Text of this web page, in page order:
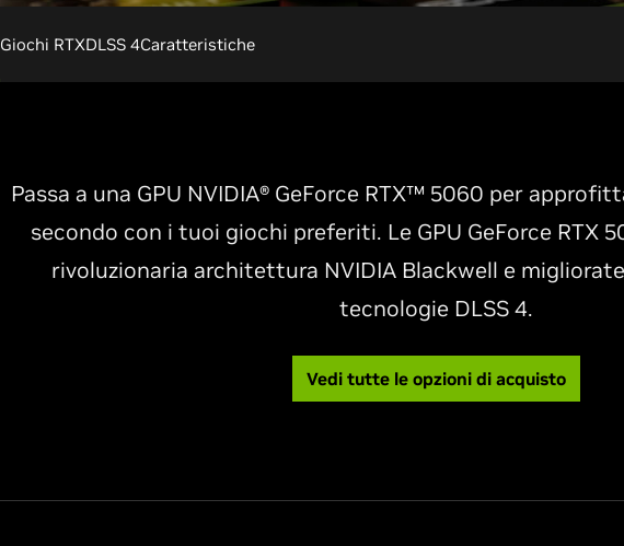
Giochi RTXDLSS 4Caratteristiche
Passa a una GPU NVIDIA® GeForce RTX™ 5060 per
secondo con i tuoi giochi preferiti. Le GPU GeForce RTX
rivoluzionaria architettura NVIDIA Blackwell e
tecnologie DLSS 4.
Vedi tutte le opzioni di acquisto